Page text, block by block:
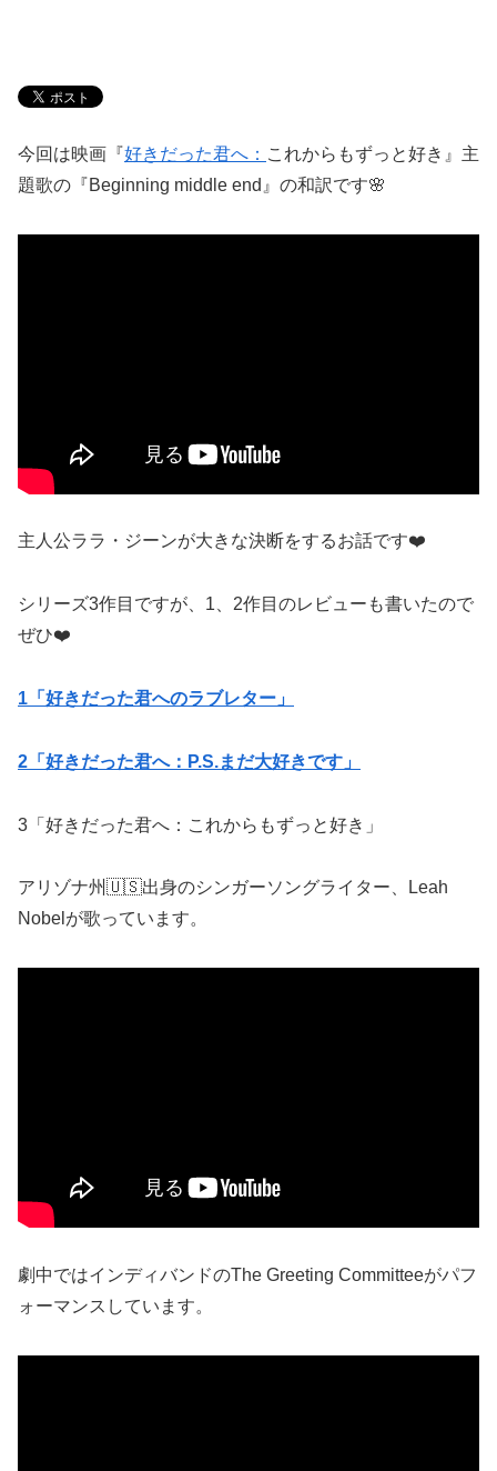
今回は映画『好きだった君へ： これからもずっと好き』主
題歌の『Beginning middle end 』の和訳です🌸
主人公ララ・ジーンが大きな決断をするお話です❤️
シリーズ3作目ですが、 1 2作目のレビューも書いたので
ぜひ❤️
1「好きだった君へのラブレター」
2「好きだった君へ：P.S.まだ大好きです」
3「好きだった君へ：これからもずっと好き」
アリゾナ州🇺🇸出身のシンガーソングライター、
Leah
Nobel が歌っています。
劇中ではインディバンドのThe Greeting Committeeがパフ
ォーマンスしています。